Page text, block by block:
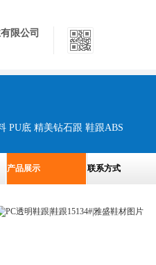
限公司
PU底 精美钻石跟 鞋跟ABS
产品展示 联系方式